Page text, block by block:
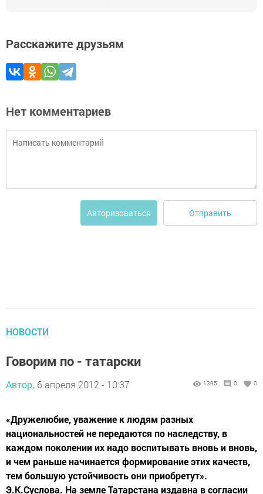
Расскажите друзьям
Нет комментариев
Авторизоваться Отправить
НОВОСТИ
Говорим по - татарски
Автор, 6 апреля 2012 - 10:37 1395 0 0
«Дружелюбие, уважение к людям разных
национальностей не передаются по наследству, в
каждом поколении их надо воспитывать вновь и вновь,
и чем раньше начинается формирование этих качеств,
тем большую устойчивость они приобретут».
Э.К.Суслова. На земле Татарстана издавна в согласии